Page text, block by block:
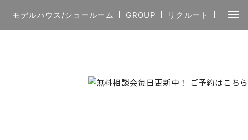
モデルハウス/ショールーム GROUP リクルート